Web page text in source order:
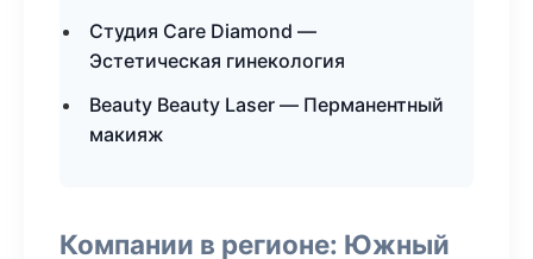
Студия Care Diamond —
Эстетическая гинекология
Beauty Beauty Laser — Перманентный
макияж
Компании в регионе: Южный